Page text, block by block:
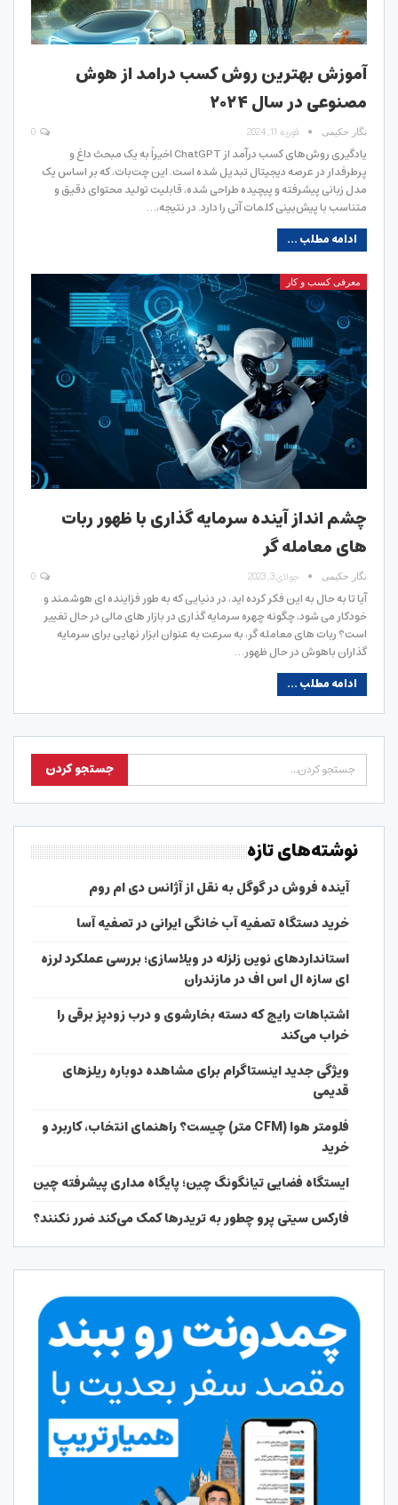
آموزش بهترین روش کسب درامد از هوش
مصنوعی در سال ۲۰۲۴
نگار حکیمی فوریه 11, 2024
یادگیری روش‌های کسب درآمد از ChatGPT اخیراً به یک مبحث داغ و
پرطرفدار در عرصه دیجیتال تبدیل شده است. این چت‌بات، که بر اساس یک
مدل زبانی پیشرفته و پیچیده طراحی شده، قابلیت تولید محتوای دقیق و
متناسب با پیش‌بینی کلمات آتی را دارد. در نتیجه،…
ادامه مطلب ...
معرفی کسب و کار
چشم انداز آینده سرمایه گذاری با ظهور ربات
های معامله گر
نگار حکیمی جولای 3, 2023
آیا تا به حال به این فکر کرده اید، در دنیایی که به طور فزاینده ای هوشمند و
خودکار می شود، چگونه چهره سرمایه گذاری در بازار های مالی در حال تغییر
است؟ ربات های معامله گر، به سرعت به عنوان ابزار نهایی برای سرمایه
گذاران باهوش در حال ظهور…
ادامه مطلب ...
نوشته‌های تازه
آینده فروش در گوگل به نقل از آژانس دی ام روم
خرید دستگاه تصفیه آب خانگی ایرانی در تصفیه آسا
استانداردهای نوین زلزله در ویلاسازی؛ بررسی عملکرد لرزه
ای سازه ال اس اف در مازندران
اشتباهات رایج که دسته بخارشوی و درب زودپز برقی را
خراب می‌کند
ویژگی جدید اینستاگرام برای مشاهده دوباره ریلزهای
قدیمی
فلومتر هوا (CFM متر) چیست؟ راهنمای انتخاب، کاربرد و
خرید
ایستگاه فضایی تیانگونگ چین؛ پایگاه مداری پیشرفته چین
فارکس سیتی پرو چطور به تریدرها کمک می‌کند ضرر نکنند؟